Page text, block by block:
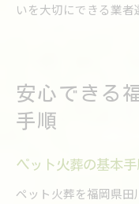
いを大切にできる業者
安心できる
手順
ペット火葬の基本
ペット火葬を福岡県